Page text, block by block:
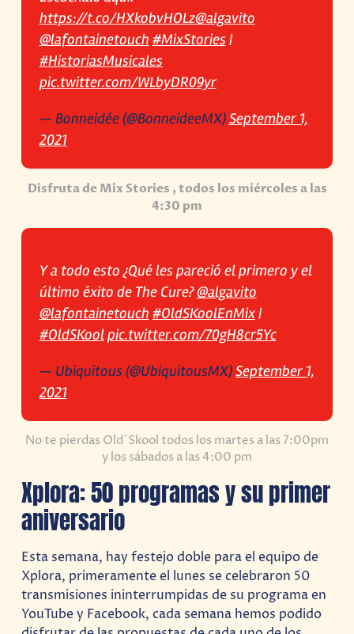
https://t.co/HXkobvHOLz@algavito
@lafontainetouch #MixStories|
#HistoriasMusicales
pic.twitter.com/WLbyDR09yr
— Bonneidée (@BonneideeMX)September 1,
2021
Disfruta de Mix Stories , todos los miércoles a las
4:30 pm
Y a todo esto ¿Qué les pareció el primero y el
último éxito de The Cure?@algavito
@lafontainetouch #OldSKoolEnMix|
#OldSKoolpic.twitter.com/70gH8cr5Yc
— Ubiquitous (@UbiquitousMX)September 1,
2021
No te pierdas Old´Skool todos los martes a las 7:00pm
y los sábados a las 4:00 pm
Xplora: 50 programas y su primer
aniversario
Esta semana, hay festejo doble para el equipo de
Xplora, primeramente el lunes se celebraron 50
transmisiones ininterrumpidas de su programa en
YouTube y Facebook, cada semana hemos podido